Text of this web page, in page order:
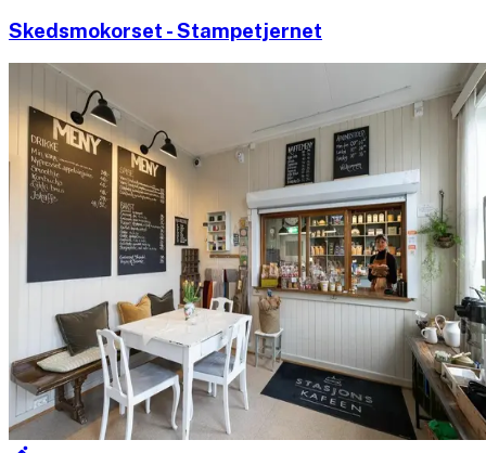
Skedsmokorset - Stampetjernet